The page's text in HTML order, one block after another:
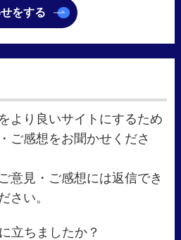
をする
より良いサイトにするため
ご感想をお聞かせくださ
意見・ご感想には返信でき
さい。
立ちましたか？